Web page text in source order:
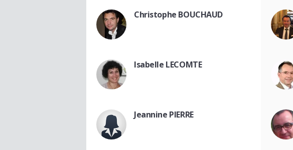
Christophe BOUCHAUD
Isabelle LECOMTE
Jeannine PIERRE